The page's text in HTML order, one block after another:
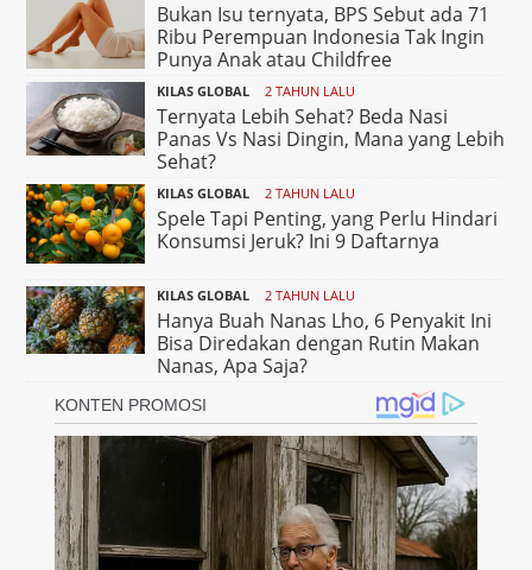
Bukan Isu ternyata, BPS Sebut ada 71
Ribu Perempuan Indonesia Tak Ingin
Punya Anak atau Childfree
KILAS GLOBAL 2 TAHUN LALU
Ternyata Lebih Sehat? Beda Nasi
Panas Vs Nasi Dingin, Mana yang Lebih
Sehat?
KILAS GLOBAL 2 TAHUN LALU
Spele Tapi Penting, yang Perlu Hindari
Konsumsi Jeruk? Ini 9 Daftarnya
KILAS GLOBAL 2 TAHUN LALU
Hanya Buah Nanas Lho, 6 Penyakit Ini
Bisa Diredakan dengan Rutin Makan
Nanas, Apa Saja?